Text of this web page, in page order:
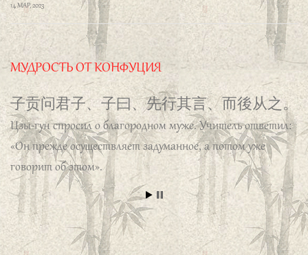
ЛЕТНИЙ ЛАГЕРЬ С 5 по 16 ИЮНЯ
20 АПР, 2023
ЭКЗАМЕН YCT 13 МАЯ
15 МАР, 2023
КЛУБ ОБЩЕНИЯ С НОСИТЕЛЯМИ ЯЗЫКА (китайский язык)
25 марта
14 МАР, 2023
МУДРОСТЬ ОТ КОНФУЦИЯ
子谓子产、有君子之道四焉、其行己也恭、
其事上也敬、其养民也惠、其使民也义。
Учитель сказал о Цзы-чане: «Он обладает четырьмя
качествами благородного мужа: ведет себя с
достоинством, служа старшим, проявляет почтение,
заботится о народе, использует народ на общественных
работах должным образом».